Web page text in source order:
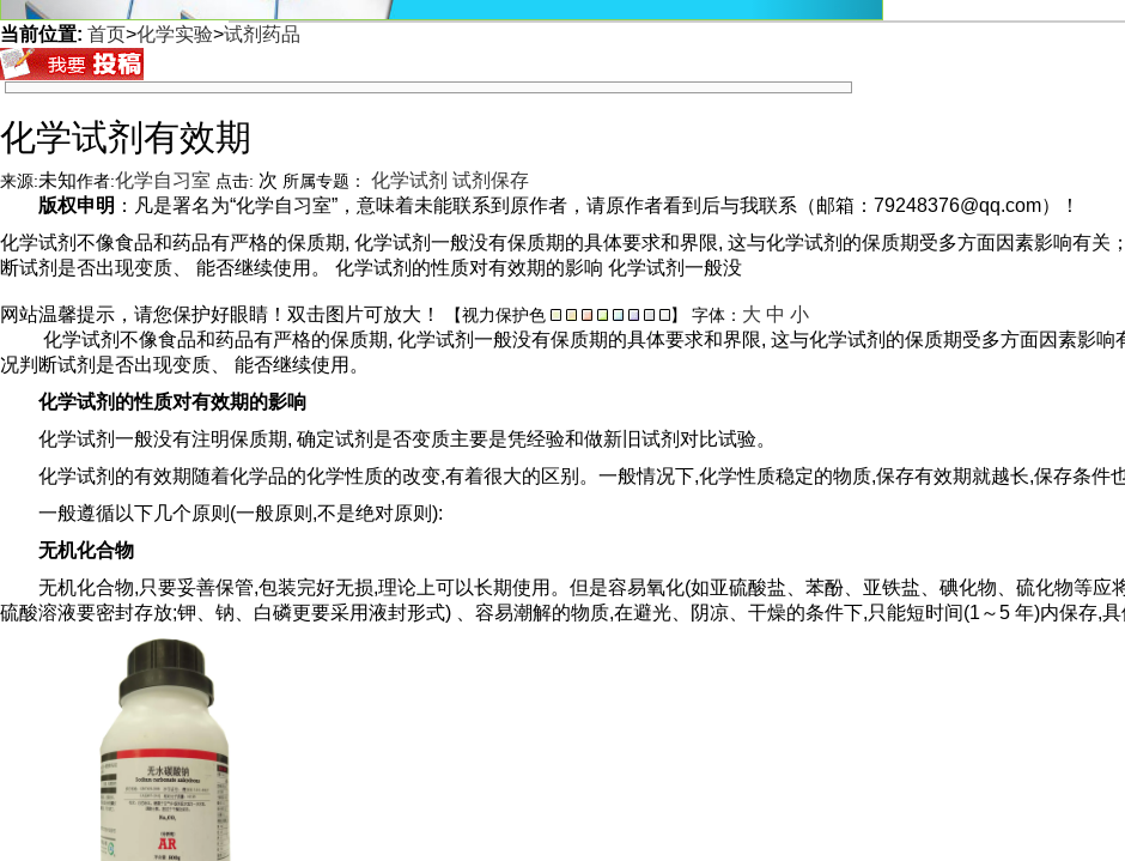
<
当前位置: 首页>化学实验>试剂药品
化学试剂有效期
来源:未知作者:化学自习室 点击: 次 所属专题： 化学试剂 试剂保存
版权申明 ：凡是署名为“化学自习室”，意味着未能联系到原作者，请原作者看到后与我联系（邮箱：79248376@qq.com）！
化学试剂不像食品和药品有严格的保质期, 化学试剂一般没有保质期的具体要求和界限, 这与化学试剂的保质期受多方面因素影响有关
断试剂是否出现变质、 能否继续使用。 化学试剂的性质对有效期的影响 化学试剂一般没
网站温馨提示，请您保护好眼睛！双击图片可放大！ 【视力保护色 】 字体： 大 中 小
化学试剂不像食品和药品有严格的保质期, 化学试剂一般没有保质期的具体要求和界限, 这与化学试剂的保质期受多方面因素影
况判断试剂是否出现变质、 能否继续使用。
化学试剂的性质对有效期的影响
化学试剂一般没有注明保质期, 确定试剂是否变质主要是凭经验和做新旧试剂对比试验。
化学试剂的有效期随着化学品的化学性质的改变,有着很大的区别。一般情况下,化学性质稳定的物质,保存有效期就越长,保存条件也
一般遵循以下几个原则(一般原则,不是绝对原则):
无机化合物
无机化合物,只要妥善保管,包装完好无损,理论上可以长期使用。但是容易氧化(如亚硫酸盐、苯酚、亚铁盐、碘化物、硫化物等
硫酸溶液要密封存放;钾、钠、白磷更要采用液封形式) 、容易潮解的物质,在避光、阴凉、干燥的条件下,只能短时间(1～5 年)内保存,